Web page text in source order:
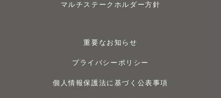
マルチステークホルダー方針
重要なお知らせ
プライバシーポリシー
個人情報保護法に基づく公表事項